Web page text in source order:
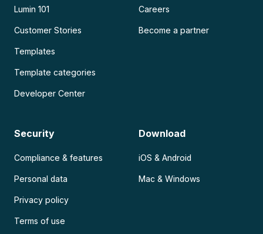
Lumin 101
Customer Stories
Templates
Template categories
Developer Center
Careers
Become a partner
Security
Compliance & features
Personal data
Privacy policy
Terms of use
Download
iOS & Android
Mac & Windows